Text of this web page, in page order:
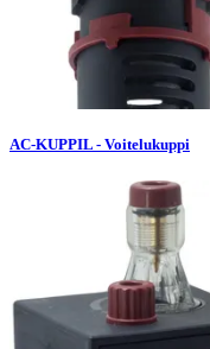
AC-KUPPIL - Voitelukuppi